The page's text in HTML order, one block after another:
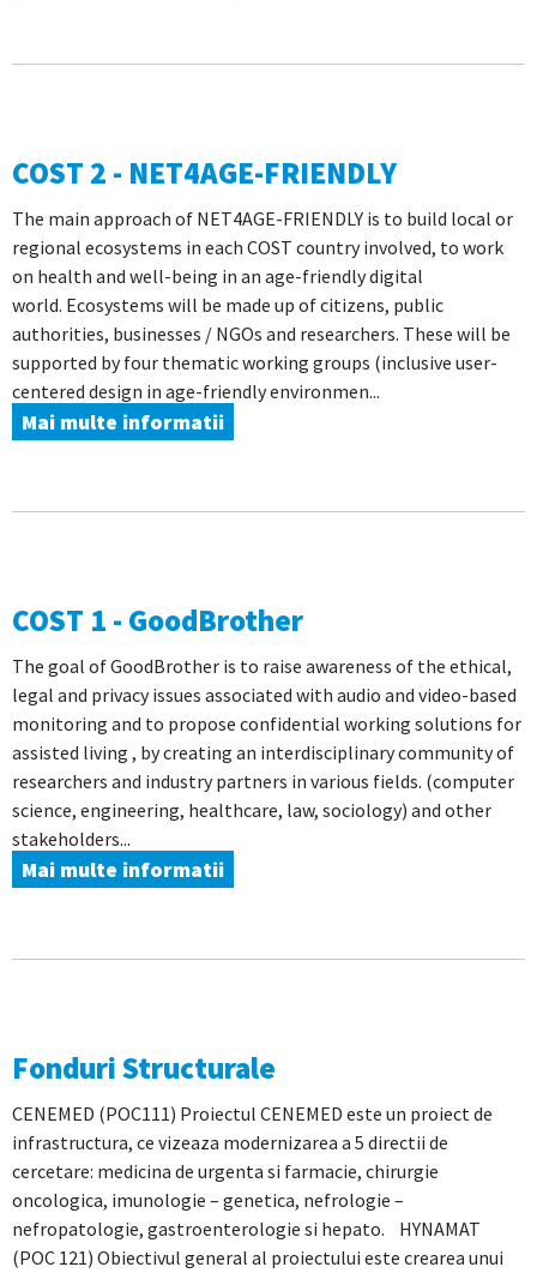
COST 2 - NET4AGE-FRIENDLY
The main approach of NET4AGE-FRIENDLY is to build local or
regional ecosystems in each COST country involved, to work
on health and well-being in an age-friendly digital
world. Ecosystems will be made up of citizens, public
authorities, businesses / NGOs and researchers. These will be
supported by four thematic working groups (inclusive user-
centered design in age-friendly environmen...
Mai multe informatii
COST 1 - GoodBrother
The goal of GoodBrother is to raise awareness of the ethical,
legal and privacy issues associated with audio and video-based
monitoring and to propose confidential working solutions for
assisted living , by creating an interdisciplinary community of
researchers and industry partners in various fields. (computer
science, engineering, healthcare, law, sociology) and other
stakeholders...
Mai multe informatii
Fonduri Structurale
CENEMED (POC111) Proiectul CENEMED este un proiect de
infrastructura, ce vizeaza modernizarea a 5 directii de
cercetare: medicina de urgenta si farmacie, chirurgie
oncologica, imunologie – genetica, nefrologie –
nefropatologie, gastroenterologie si hepato. HYNAMAT
(POC 121) Obiectivul general al proiectului este crearea unui